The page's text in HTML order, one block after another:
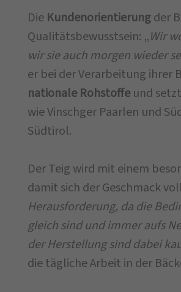
Die Kundenorientierungder
Qualitätsbewusstsein: „Wir
wir sie auch morgen wieder
er bei der Verarbeitung ihrer
nationale Rohstoffe und
wie Vinschger Paarlen und
Südtirol.
Der Teig wird mit einem
damit sich der Geschmack
Herausforderung, da die
gleich sind und immer aufs
der Herstellung sind dabei
die tägliche Arbeit in der